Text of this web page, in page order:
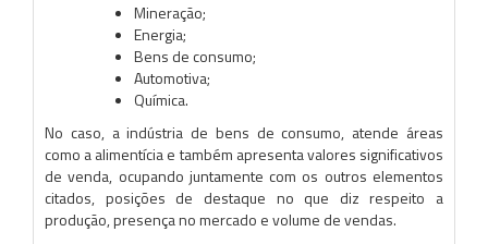
Mineração;
Energia;
Bens de consumo;
Automotiva;
Química.
No caso, a indústria de bens de consumo, atende áreas
como a alimentícia e também apresenta valores significativos
de venda, ocupando juntamente com os outros elementos
citados, posições de destaque no que diz respeito a
produção, presença no mercado e volume de vendas.